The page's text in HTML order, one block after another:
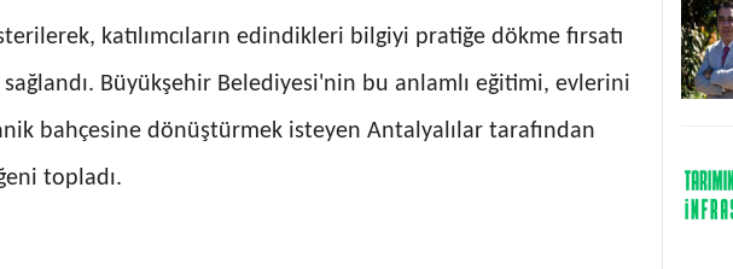
katılımcıların edindikleri bilgiyi pratiğe dökme fırsatı
sağlandı. Büyükşehir Belediyesi'nin bu anlamlı eğitimi, evlerini
bahçesine dönüştürmek isteyen Antalyalılar tarafından
topladı.